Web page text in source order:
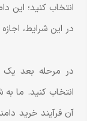
انتخاب کنید؛
در این شرایط،
انتخاب کنید. ما
آن فرآیند خرید